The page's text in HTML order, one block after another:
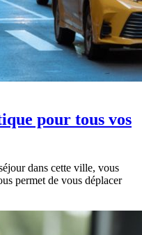
pour tous vos
dans cette ville, vous
permet de vous déplacer